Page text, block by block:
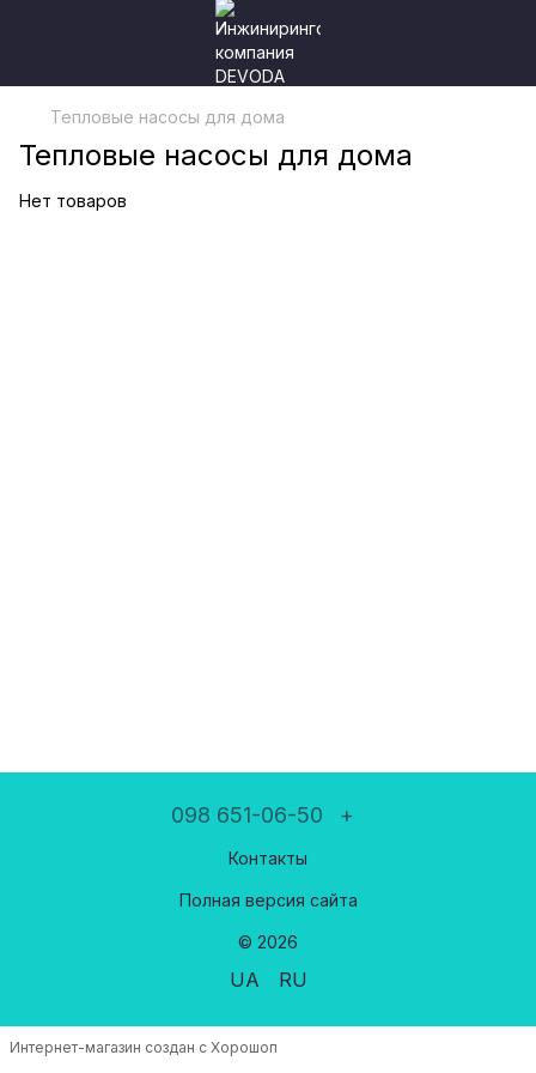
Тепловые насосы для дома
Тепловые насосы для дома
Нет товаров
098 651-06-50 +
Контакты
Полная версия сайта
© 2026
UA RU
Интернет-магазин создан с Хорошоп